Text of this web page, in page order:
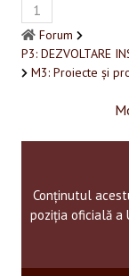
1
Forum
P3: DEZVOLTARE
M3: Proiecte și
Conținutul
poziția oficială a